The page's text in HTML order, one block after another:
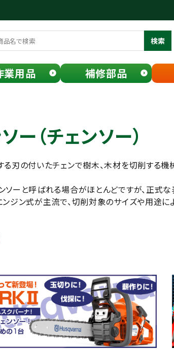
検索
業用品 補修部品
ー（チェンソー）
刃の付いたチェンで樹木、木材を切削する機
ソーと呼ばれる場合がほとんどですが、正式な
ジン式が主流で、切削対象のサイズや用途に